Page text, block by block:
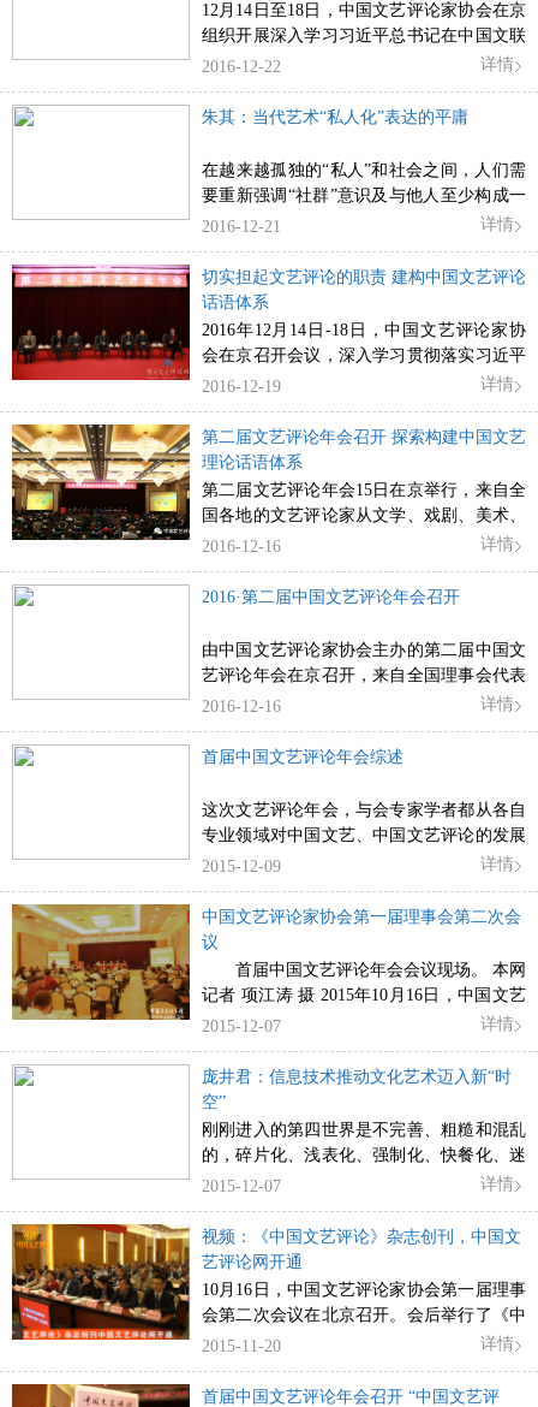
12月14日至18日，中国文艺评论家协会在京
组织开展深入学习习近平总书记在中国文联
十大、中国作协九大开幕式上的重要讲话精
2016-12-22 详情
朱其：当代艺术“私人化”表达的平庸
在越来越孤独的“私人”和社会之间，人们需
要重新强调“社群”意识及与他人至少构成一
个相对松散的共同体的重要性。
2016-12-21 详情
切实担起文艺评论的职责 建构中国文艺评论
话语体系
2016年12月14日-18日，中国文艺评论家协
会在京召开会议，深入学习贯彻落实习近平
总书记在中国文联十大、中国作协九大开幕
2016-12-19 详情
第二届文艺评论年会召开 探索构建中国文艺
理论话语体系
第二届文艺评论年会15日在京举行，来自全
国各地的文艺评论家从文学、戏剧、美术、
影视等专业视角对构建中国文艺理论话语体
2016-12-16 详情
2016·第二届中国文艺评论年会召开
由中国文艺评论家协会主办的第二届中国文
艺评论年会在京召开，来自全国理事会代表
就新时期新形势下文艺评论话语权如何构建
2016-12-16 详情
首届中国文艺评论年会综述
这次文艺评论年会，与会专家学者都从各自
专业领域对中国文艺、中国文艺评论的发展
贡献了处于学术前沿的认知。
2015-12-09 详情
中国文艺评论家协会第一届理事会第二次会
议
首届中国文艺评论年会会议现场。 本网
记者 项江涛 摄 2015年10月16日，中国文艺
评论家协会第一届理事会第二次会议在北京
2015-12-07 详情
庞井君：信息技术推动文化艺术迈入新“时
空”
刚刚进入的第四世界是不完善、粗糙和混乱
的，碎片化、浅表化、强制化、快餐化、迷
幻化的现象成了今天被诟病的生存现实。虚
它像是一个大磁场、大熔炉、大工厂，人类
的文化必然在这里得到新的加工、锻造、冶
炼，呈现出新的格局和形态。理论工作者应
该直面挑战、问题和困难，增强洞察和构建
能力，为当代人类文化发展提供具有时代
感、具有未来生成能力的理论支撑。
2015-12-07 详情
视频：《中国文艺评论》杂志创刊，中国文
艺评论网开通
10月16日，中国文艺评论家协会第一届理事
会第二次会议在北京召开。会后举行了《中
国文艺评论》杂志创刊、中国文艺评论网开
2015-11-20 详情
首届中国文艺评论年会召开 “中国文艺评